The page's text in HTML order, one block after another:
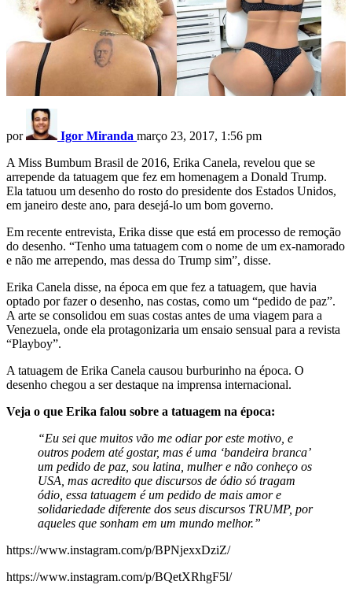
por Igor Miranda março 23, 2017, 1:56 pm
A Miss Bumbum Brasil de 2016, Erika Canela, revelou que se
arrepende da tatuagem que fez em homenagem a Donald Trump.
Ela tatuou um desenho do rosto do presidente dos Estados Unidos,
em janeiro deste ano, para desejá-lo um bom governo.
Em recente entrevista, Erika disse que está em processo de remoção
do desenho. “Tenho uma tatuagem com o nome de um ex-namorado
e não me arrependo, mas dessa do Trump sim”, disse.
Erika Canela disse, na época em que fez a tatuagem, que havia
optado por fazer o desenho, nas costas, como um “pedido de paz”.
A arte se consolidou em suas costas antes de uma viagem para a
Venezuela, onde ela protagonizaria um ensaio sensual para a revista
“Playboy”.
A tatuagem de Erika Canela causou burburinho na época. O
desenho chegou a ser destaque na imprensa internacional.
Veja o que Erika falou sobre a tatuagem na época:
“Eu sei que muitos vão me odiar por este motivo, e
outros podem até gostar, mas é uma ‘bandeira branca’
um pedido de paz, sou latina, mulher e não conheço os
USA, mas acredito que discursos de ódio só tragam
ódio, essa tatuagem é um pedido de mais amor e
solidariedade diferente dos seus discursos TRUMP, por
aqueles que sonham em um mundo melhor.”
https://www.instagram.com/p/BPNjexxDziZ/
https://www.instagram.com/p/BQetXRhgF5l/